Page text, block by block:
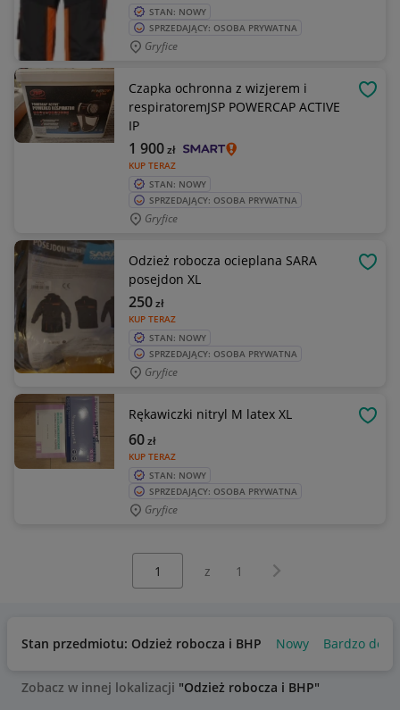
STAN: NOWY
SPRZEDAJĄCY: OSOBA PRYWATNA
Gryfice
Czapka ochronna z wizjerem i
respiratoremJSP POWERCAP ACTIVE
IP
KUP TERAZ
1 900zł
STAN: NOWY
SPRZEDAJĄCY: OSOBA PRYWATNA
Gryfice
Odzież robocza ocieplana SARA
posejdon XL
KUP TERAZ
250zł
STAN: NOWY
SPRZEDAJĄCY: OSOBA PRYWATNA
Gryfice
Rękawiczki nitryl M latex XL
KUP TERAZ
60zł
STAN: NOWY
SPRZEDAJĄCY: OSOBA PRYWATNA
Gryfice
z 1 Następna strona
Stan przedmiotu: Odzież robocza i BHP Nowy Bardzo
Zobacz w innej lokalizacji "Odzież robocza i BHP"